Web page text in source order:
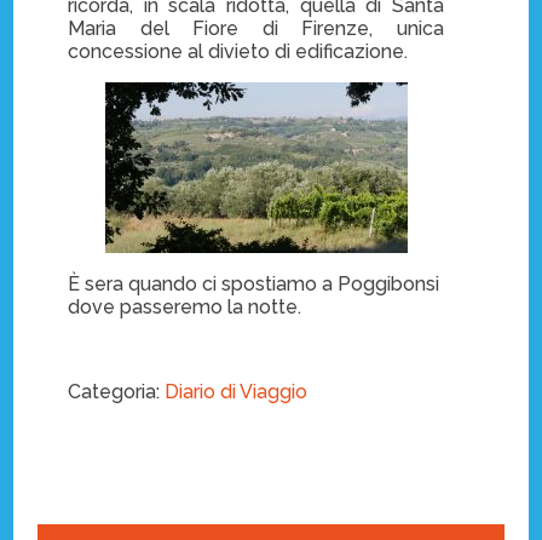
ricorda, in scala ridotta, quella di Santa
Maria del Fiore di Firenze, unica
concessione al divieto di edificazione.
È sera quando ci spostiamo a Poggibonsi
dove passeremo la notte.
Categoria: Diario di Viaggio